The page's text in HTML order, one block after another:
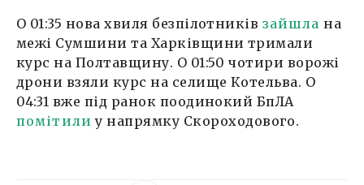
О 01:35 нова хвиля безпілотників зайшла на
межі Сумшини та Харківщини тримали
курс на Полтавщину. О 01:50 чотири ворожі
дрони взяли курс на селище Котельва. О
04:31 вже під ранок поодинокий БпЛА
помітили у напрямку Скороходового.